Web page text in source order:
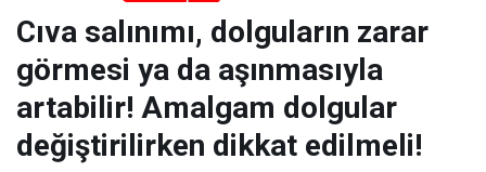
Cıva salınımı, dolguların zarar
görmesi ya da aşınmasıyla
artabilir! Amalgam dolgular
değiştirilirken dikkat edilmeli!